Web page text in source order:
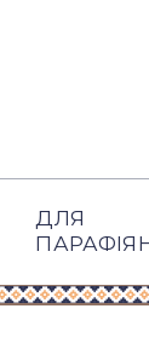
ДЛЯ